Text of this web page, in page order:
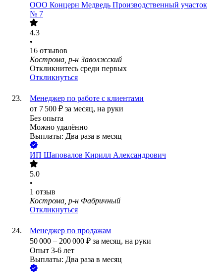
ООО Концерн Медведь Производственный участок
№ 7
4.3
•
16 отзывов
Кострома, р-н Заволжский
Откликнитесь среди первых
Откликнуться
Менеджер по работе с клиентами
от 7 500 ₽ за месяц, на руки
Без опыта
Можно удалённо
Выплаты: Два раза в месяц
ИП Шаповалов Кирилл Александрович
5.0
•
1 отзыв
Кострома, р-н Фабричный
Откликнуться
Менеджер по продажам
50 000 – 200 000 ₽ за месяц, на руки
Опыт 3-6 лет
Выплаты: Два раза в месяц